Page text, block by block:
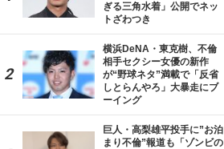
ぎる三角水着」公開でネッ
トざわつき
横浜DeNA・東克樹、不倫
相手セクシー女優の新作
が“野球ネタ”満載で「反省
しとらんやろ」大暴走にブ
ーイング
巨人・高梨雄平投手に”お泊
まり不倫”報道も「ゾンビの